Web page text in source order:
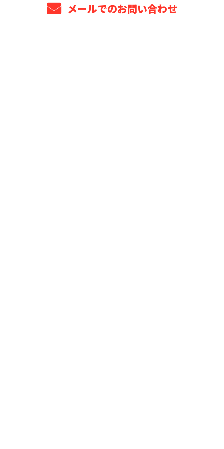
メールでのお問い合わせ